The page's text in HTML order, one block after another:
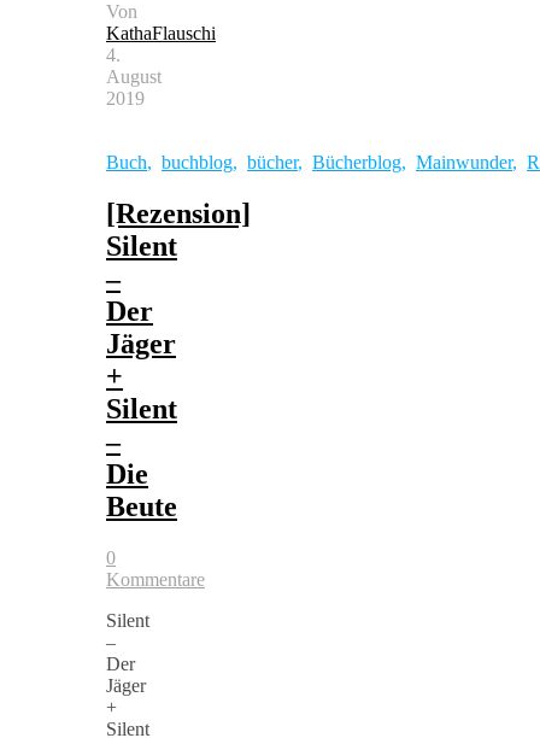
Von
KathaFlauschi
4.
August
2019
Buch, buchblog, bücher, Bücherblog, Mainwunder,
[Rezension]
Silent
–
Der
Jäger
+
Silent
–
Die
Beute
0
Kommentare
Silent
–
Der
Jäger
+
Silent